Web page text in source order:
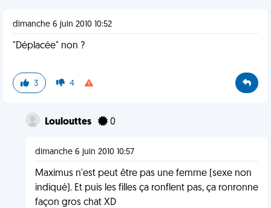
dimanche 6 juin 2010 10:52
"Déplacée" non ?
3 4
Loulouttes 0
dimanche 6 juin 2010 10:57
Maximus n'est peut être pas une femme (sexe non
indiqué). Et puis les filles ça ronflent pas, ça ronronne
façon gros chat XD